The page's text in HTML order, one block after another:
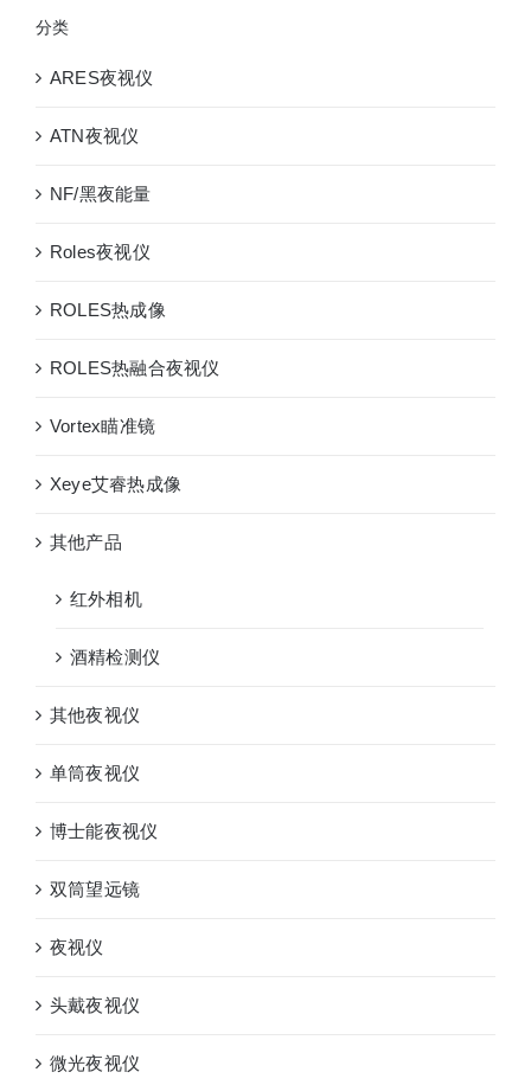
分类
ARES夜视仪
ATN夜视仪
NF/黑夜能量
Roles夜视仪
ROLES热成像
ROLES热融合夜视仪
Vortex瞄准镜
Xeye艾睿热成像
其他产品
红外相机
酒精检测仪
其他夜视仪
单筒夜视仪
博士能夜视仪
双筒望远镜
夜视仪
头戴夜视仪
微光夜视仪